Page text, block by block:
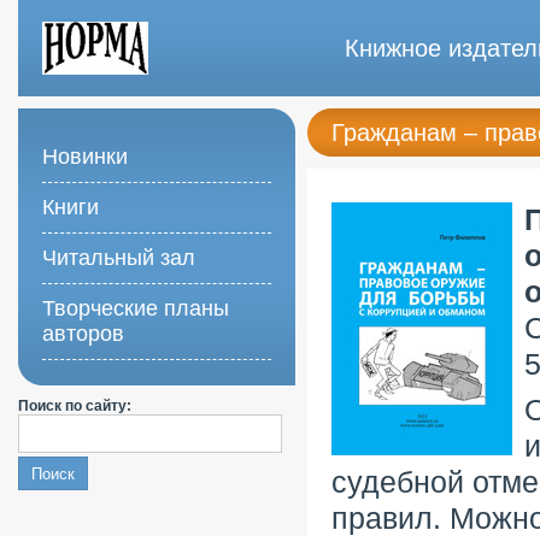
Книжное
Гражданам –
судебной
правил.
Новинки
Книги
Читальный зал
Творческие планы
авторов
Поиск по сайту: